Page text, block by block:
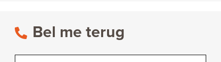
Bel me terug